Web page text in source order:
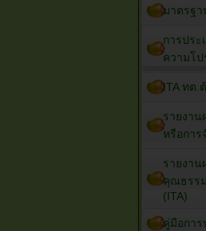
มาตรฐา
การปร
ความโป
ITA ทต.
รายงาน
หรือการ
รายงาน
คุณธรรม
(ITA)
คู่มือกา